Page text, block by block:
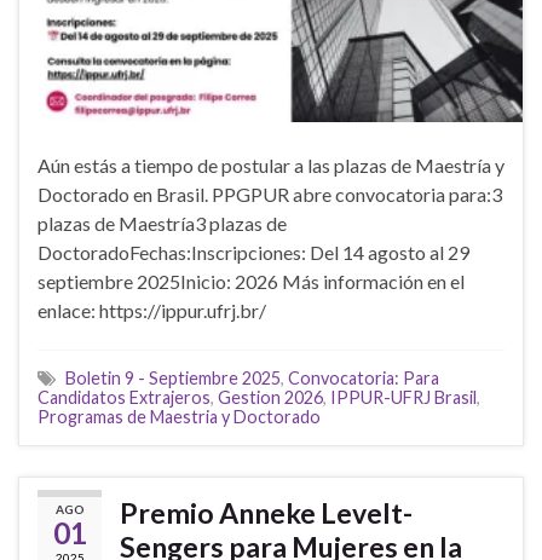
Aún estás a tiempo de postular a las plazas de Maestría y
Doctorado en Brasil. PPGPUR abre convocatoria para:3
plazas de Maestría3 plazas de
DoctoradoFechas:Inscripciones: Del 14 agosto al 29
septiembre 2025Inicio: 2026 Más información en el
enlace: https://ippur.ufrj.br/
Boletin 9 - Septiembre 2025, Convocatoria: Para
Candidatos Extrajeros, Gestion 2026, IPPUR-UFRJ Brasil,
Programas de Maestria y Doctorado
AGO
01
Premio Anneke Levelt-
Sengers para Mujeres en la